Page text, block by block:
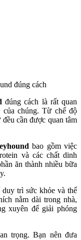
đúng cách
đúng cách là rất quan
của chúng. Từ chế độ
cần được quan tâm
bao gồm việc
và các chất dinh
ăn thành nhiều bữa
duy trì sức khỏe và thể
nằm dài trong nhà,
xuyên để giải phóng
trọng. Bạn nên đưa